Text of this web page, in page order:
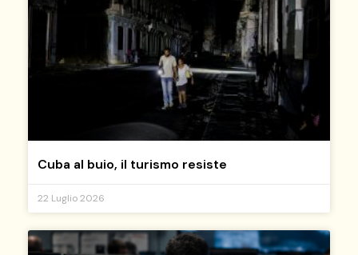
Cuba al buio, il turismo resiste
22 Luglio 2026